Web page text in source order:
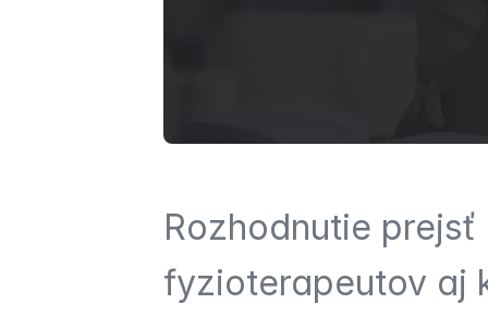
Rozhodnutie
fyzioterapeutov aj